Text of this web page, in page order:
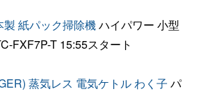
紙パック掃除機ハイパワー 小型
FXF7P-T 15:55スタート
蒸気レス 電気ケトル わく子 パ